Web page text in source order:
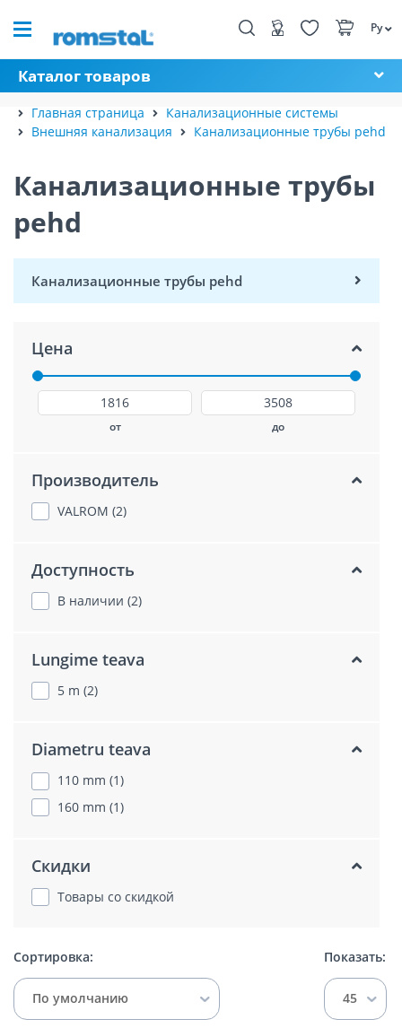
Ру
Каталог товаров
Главная страница
Канализационные системы
Внешняя канализация
Канализационные трубы pehd
Канализационные трубы
pehd
Канализационные трубы pehd
Цена
от до
Производитель
VALROM (2)
Доступность
В наличии (2)
Lungime teava
5 m (2)
Diametru teava
110 mm (1)
160 mm (1)
Скидки
Товары со скидкой
Сортировка:
По умолчанию
Показать:
45